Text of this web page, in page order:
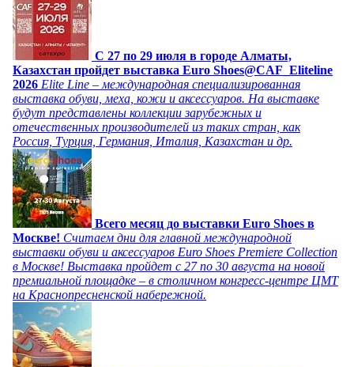
C 27 по 29 июля в городе Алматы,
Казахстан пройдет выставка Euro Shoes@CAF_Eliteline
2026 Elite Line – международная специализированная
выставка обуви, меха, кожи и аксессуаров. На выставке
будут представлены коллекции зарубежных и
отечественных производителей из таких стран, как
Россия, Турция, Германия, Италия, Казахстан и др.
Всего месяц до выставки Euro Shoes в
Москве! Считаем дни для главной международной
выставки обуви и аксессуаров Euro Shoes Premiere Collection
в Москве! Выставка пройдет с 27 по 30 августа на новой
премиальной площадке – в столичном конгресс-центре ЦМТ
на Краснопресненской набережной.